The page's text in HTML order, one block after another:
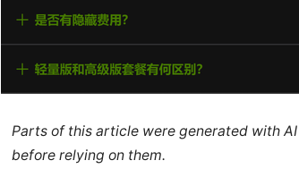
Parts of this article were generated with
before relying on them.